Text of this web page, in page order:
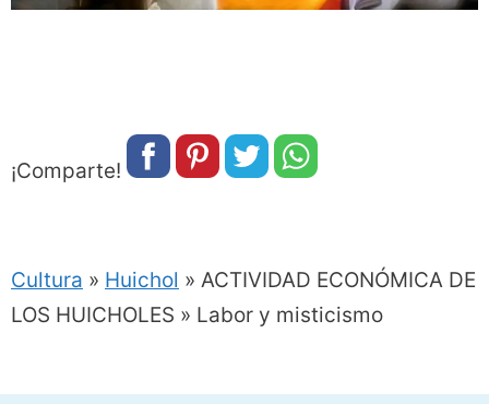
¡Comparte!
Cultura » Huichol » ACTIVIDAD ECONÓMICA DE
LOS HUICHOLES » Labor y misticismo